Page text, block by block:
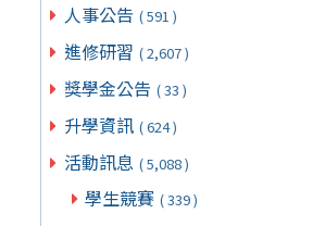
人事公告 ( 591 )
進修研習 ( 2,607 )
獎學金公告 ( 33 )
升學資訊 ( 624 )
活動訊息 ( 5,088 )
學生競賽 ( 339 )